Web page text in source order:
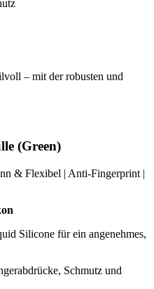
– mit der robusten und
(Green)
& Flexibel | Anti-Fingerprint |
Silicone für ein angenehmes,
Schmutz und